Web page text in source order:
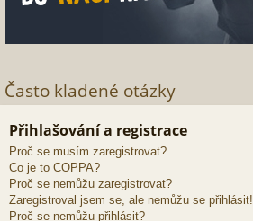
Často kladené otázky
Přihlašování a registrace
Proč se musím zaregistrovat?
Co je to COPPA?
Proč se nemůžu zaregistrovat?
Zaregistroval jsem se, ale nemůžu se přihlásit!
Proč se nemůžu přihlásit?